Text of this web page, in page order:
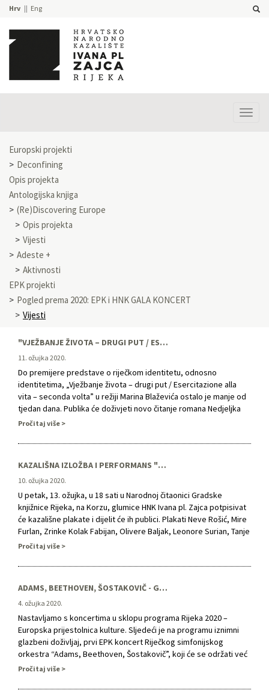
Hrv Eng
Europski projekti
Deconfining
Opis projekta
Antologijska knjiga
(Re)Discovering Europe
Opis projekta
Vijesti
Adeste +
Aktivnosti
EPK projekti
Pogled prema 2020: EPK i HNK GALA KONCERT
Vijesti
"VJEŽBANJE ŽIVOTA – DRUGI PUT / ESERCITAZIONE ALLA VITA – SECONDA VOLTA": DONOSIMO PRVE FOTOGRAFIJE S PROBE!
11. ožujka 2020.
Do premijere predstave o riječkom identitetu, odnosno
identitetima, „Vježbanje života – drugi put / Esercitazione alla
vita – seconda volta” u režiji Marina Blaževića ostalo je manje od
tjedan dana. Publika će doživjeti novo čitanje romana Nedjeljka
Fabrija "Vježbanje života" te istoimene predstave iz
utjelovljuju Neva …
Pročitaj više
KAZALIŠNA IZLOŽBA I PERFORMANS "VJEŽBANJE ŽIVOTA" U ČITAONICI
10. ožujka 2020.
U petak, 13. ožujka, u 18 sati u Narodnoj čitaonici Gradske
knjižnice Rijeka, na Korzu, glumice HNK Ivana pl. Zajca potpisivat
će kazališne plakate i dijelit će ih publici. Plakati Neve Rošić, Mire
Furlan, Zrinke Kolak Fabijan, Olivere Baljak, Leonore Surian, Tanje
Smoje, Jelene Lopatić, Elis Lovrić i Ivne Bruck najavljuju
Pročitaj više
ADAMS, BEETHOVEN, ŠOSTAKOVIČ - GLAZBENO PUTOVANJE KROZ STOLJEĆA
4. ožujka 2020.
Nastavljamo s koncertima u sklopu programa Rijeka 2020 –
Europska prijestolnica kulture. Sljedeći je na programu iznimni
glazbeni doživljaj, prvi EPK koncert Riječkog simfonijskog
orkestra “Adams, Beethoven, Šostakovič”, koji će se održati već
u subotu, 21. ožujka 2020., s početkom u 19,30 sati, pod
nastup istaknutog riječkog …
Pročitaj više